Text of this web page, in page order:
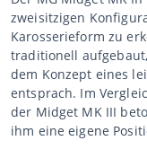
zweisitzigen
Karosserieform zu
traditionell
dem Konzept eines
entsprach. Im
der Midget MK III
ihm eine eigene